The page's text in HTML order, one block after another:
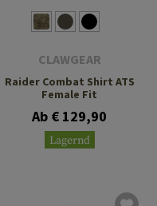
CLAWGEAR
Raider Combat Shirt ATS
Female Fit
Ab € 129,90
Lagernd